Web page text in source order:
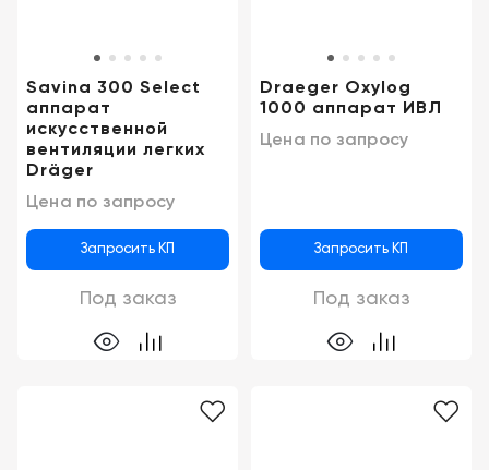
Savina 300 Select
аппарат
искусственной
вентиляции легких
Dräger
Цена по запросу
Запросить КП
Под заказ
Draeger Oxylog
1000 аппарат ИВЛ
Цена по запросу
Запросить КП
Под заказ